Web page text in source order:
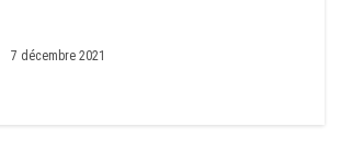
7 décembre 2021